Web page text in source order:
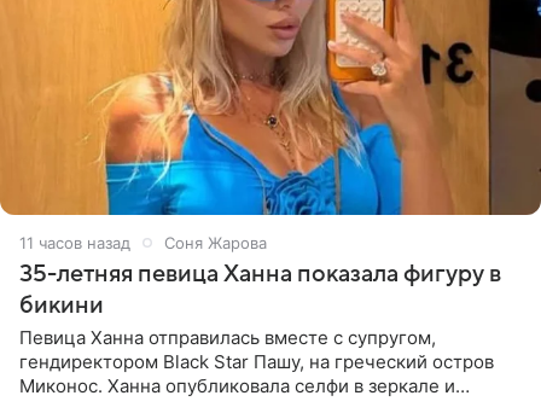
11 часов назад Соня Жарова
35-летняя певица Ханна показала фигуру в
бикини
Певица Ханна отправилась вместе с супругом,
гендиректором Black Star Пашу, на греческий остров
Миконос. Ханна опубликовала селфи в зеркале и